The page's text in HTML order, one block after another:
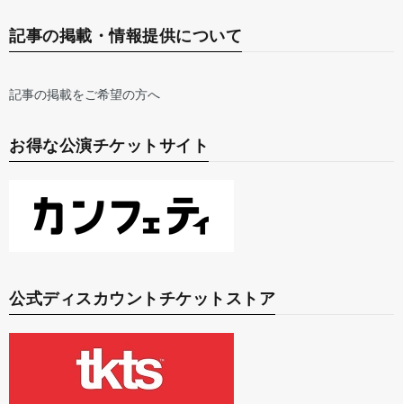
記事の掲載・情報提供について
記事の掲載をご希望の方へ
お得な公演チケットサイト
公式ディスカウントチケットストア